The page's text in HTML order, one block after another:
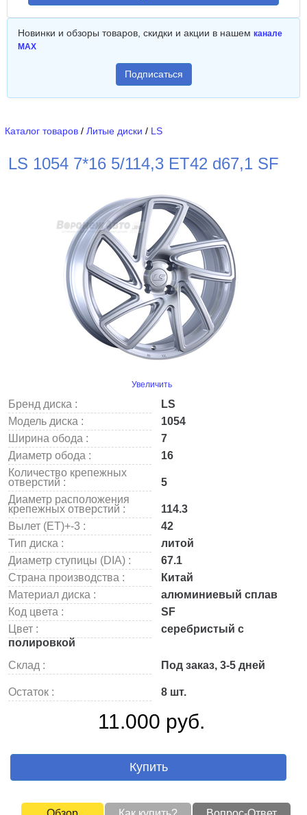
Новинки и обзоры товаров, скидки и акции в нашем канале
MAX
Подписаться
Каталог товаров / Литые диски / LS
LS 1054 7*16 5/114,3 ET42 d67,1 SF
Увеличить
Бренд диска :
LS
Модель диска :
1054
Ширина обода :
7
Диаметр обода :
16
Количество крепежных
отверстий :
5
Диаметр расположения
крепежных отверстий :
114.3
Вылет (ET)+-3 :
42
Тип диска :
литой
Диаметр ступицы (DIA) :
67.1
Страна производства :
Китай
Материал диска :
алюминиевый сплав
Код цвета :
SF
Цвет :
серебристый с
полировкой
Склад :
Под заказ, 3-5 дней
Остаток : 8 шт.
11.000 руб.
Купить